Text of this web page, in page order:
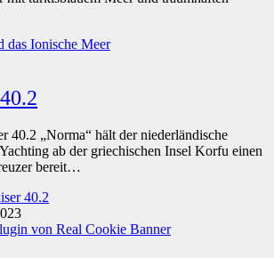
das Ionische Meer
40.2 „Norma“ hält der niederländische
ab der griechischen Insel Korfu einen
bereit…
40.2
von Real Cookie Banner